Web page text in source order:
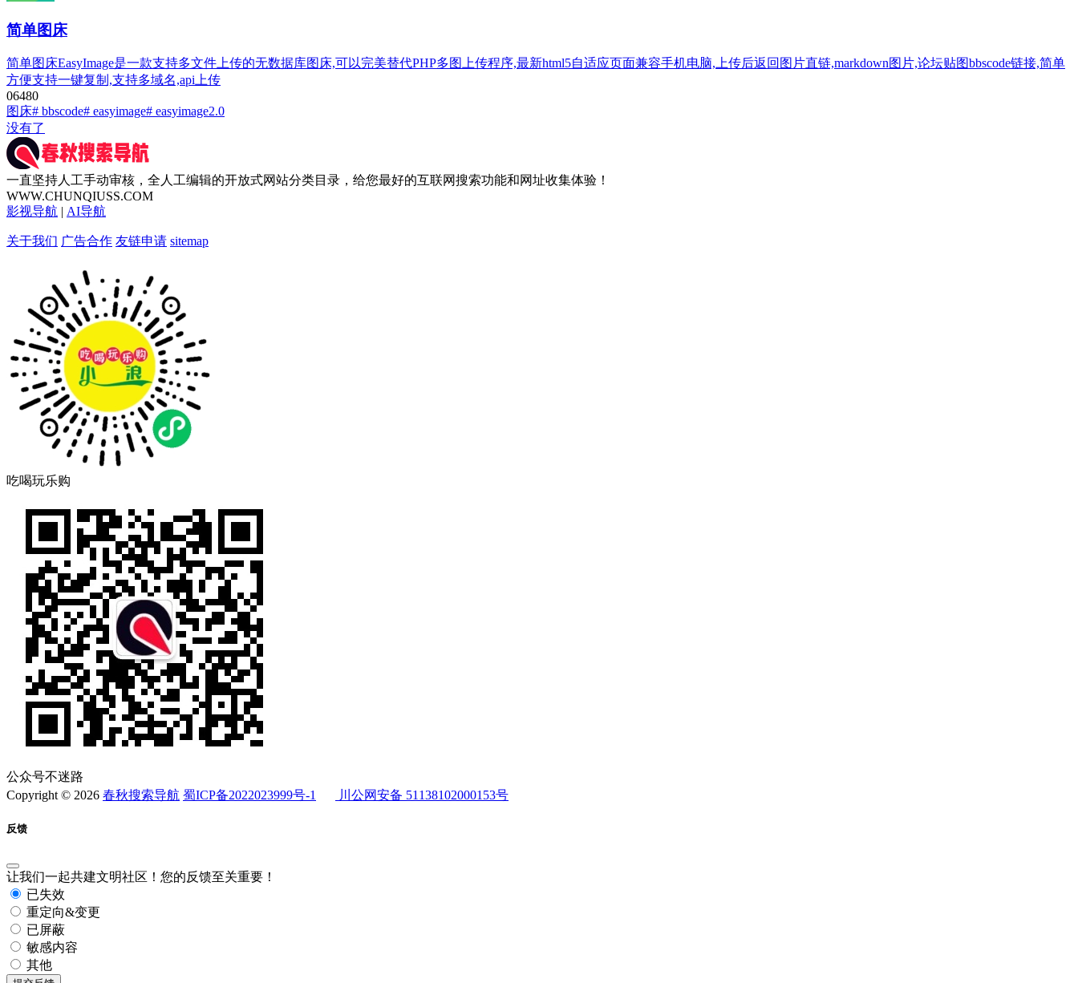
简单图床
简单图床EasyImage是一款支持多文件上传的无数据库图床,可以完美替代PHP多图上传程序,最新html5自适应页面兼容手机电脑,上传后返回图片直链,markdown图片,论坛贴图bbscode链接,简单
方便支持一键复制,支持多域名,api上传
06480
图床# bbscode# easyimage# easyimage2.0
没有了
一直坚持人工手动审核，全人工编辑的开放式网站分类目录，给您最好的互联网搜索功能和网址收集体验！
WWW.CHUNQIUSS.COM
影视导航 | AI导航
关于我们 广告合作 友链申请 sitemap
吃喝玩乐购
公众号不迷路
Copyright © 2026 春秋搜索导航 蜀ICP备2022023999号-1 川公网安备 51138102000153号
反馈
让我们一起共建文明社区！您的反馈至关重要！
已失效
重定向&变更
已屏蔽
敏感内容
其他